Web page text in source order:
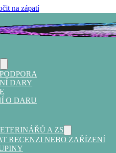
na zápatí
DARY
O DARU
A ZS
RECENZI NEBO ZAŘÍZENÍ